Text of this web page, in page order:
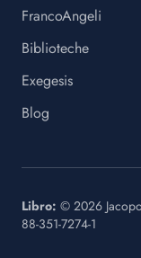
FrancoAngeli
Biblioteche
Exegesis
Blog
Libro: © 2026
88-351-7274-1